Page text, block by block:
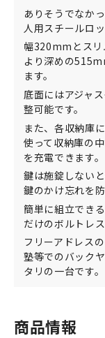
ありそうでなか
人用スチールロッ
幅320mmとスリ
より深めの
ます。
底面にはアジャ
整可能です。
また、各収納庫
使って収納庫の
を充電できます。
鍵は施錠しない
鍵のかけ忘れを防
簡単に組立でき
だけのボルトレ
フリーアドレス
塾等でのバック
タリの一台です。
商品情報